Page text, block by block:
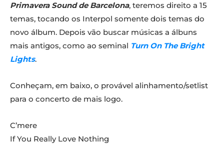
Primavera Sound de Barcelona, teremos direito a 15
temas, tocando os Interpol somente dois temas do
novo álbum. Depois vão buscar músicas a álbuns
mais antigos, como ao seminal Turn On The Bright
Lights.
Conheçam, em baixo, o provável alinhamento/setlist
para o concerto de mais logo.
C’mere
If You Really Love Nothing